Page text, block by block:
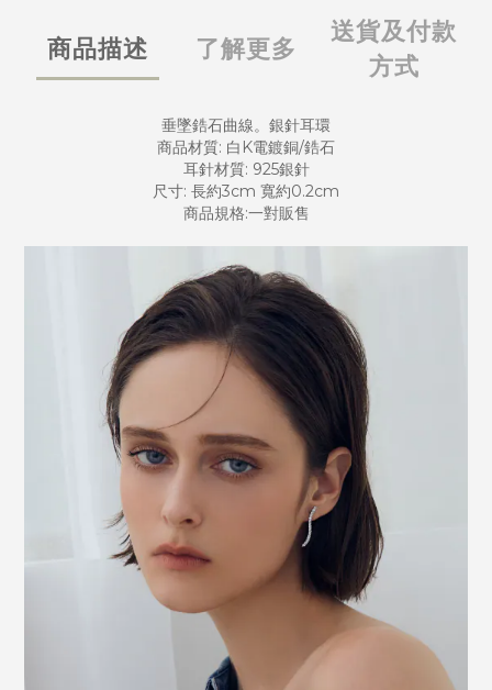
商品描述 了解更多
送貨及付款
方式
垂墜鋯石曲線。銀針耳環
商品材質: 白K電鍍銅/鋯石
耳針材質: 925銀針
尺寸: 長約3cm 寬約0.2cm
商品規格:一對販售